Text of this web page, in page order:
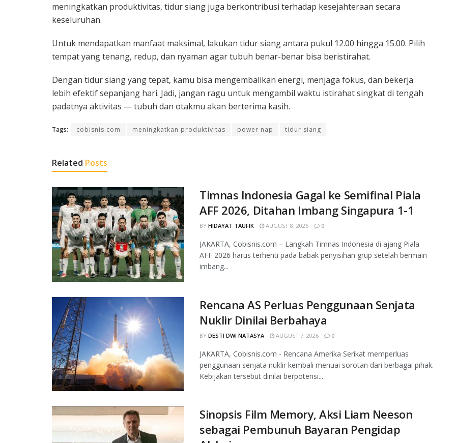
meningkatkan produktivitas, tidur siang juga berkontribusi terhadap kesejahteraan secara
keseluruhan.
Untuk mendapatkan manfaat maksimal, lakukan tidur siang antara pukul 12.00 hingga 15.00. Pilih
tempat yang tenang, redup, dan nyaman agar tubuh benar-benar bisa beristirahat.
Dengan tidur siang yang tepat, kamu bisa mengembalikan energi, menjaga fokus, dan bekerja
lebih efektif sepanjang hari. Jadi, jangan ragu untuk mengambil waktu istirahat singkat di tengah
padatnya aktivitas — tubuh dan otakmu akan berterima kasih.
Tags: cobisnis.com meningkatkan produktivitas power nap tidur siang
Related Posts
Timnas Indonesia Gagal ke Semifinal Piala
AFF 2026, Ditahan Imbang Singapura 1-1
BY HIDAYAT TAUFIK AUGUST 8, 2026 0
JAKARTA, Cobisnis.com – Langkah Timnas Indonesia di ajang Piala
AFF 2026 harus terhenti pada babak penyisihan grup setelah bermain
imbang...
Rencana AS Perluas Penggunaan Senjata
Nuklir Dinilai Berbahaya
BY DESTI DWI NATASYA AUGUST 7, 2026 0
JAKARTA, Cobisnis.com - Rencana Amerika Serikat memperluas
penggunaan senjata nuklir kembali menuai sorotan dari berbagai pihak.
Kebijakan tersebut dinilai berpotensi...
Sinopsis Film Memory, Aksi Liam Neeson
sebagai Pembunuh Bayaran Pengidap